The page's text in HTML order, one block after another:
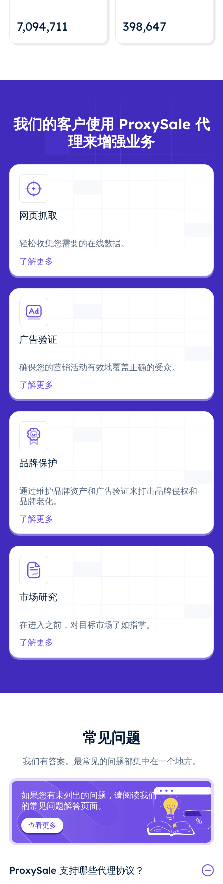
7,094,712 398,648
我们的客户使用 ProxySale 代
理来增强业务
网页抓取
轻松收集您需要的在线数据。
了解更多
广告验证
确保您的营销活动有效地覆盖正确的受众。
了解更多
品牌保护
通过维护品牌资产和广告验证来打击品牌侵权和
品牌老化。
了解更多
市场研究
在进入之前，对目标市场了如指掌。
了解更多
常见问题
我们有答案。最常见的问题都集中在一个地方。
如果您有未列出的问题，请阅读我们
的常见问题解答页面。
查看更多
ProxySale 支持哪些代理协议？